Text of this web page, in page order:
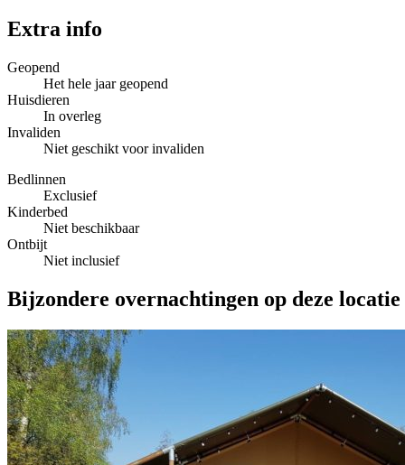
Extra info
Geopend
Het hele jaar geopend
Huisdieren
In overleg
Invaliden
Niet geschikt voor invaliden
Bedlinnen
Exclusief
Kinderbed
Niet beschikbaar
Ontbijt
Niet inclusief
Bijzondere overnachtingen op deze locatie